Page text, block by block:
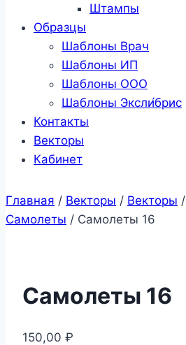
Штампы
Образцы
Шаблоны Врач
Шаблоны ИП
Шаблоны ООО
Шаблоны Эксли́брис
Контакты
Векторы
Кабинет
Главная / Векторы / Векторы /
Самолеты / Самолеты 16
Самолеты 16
150,00 ₽